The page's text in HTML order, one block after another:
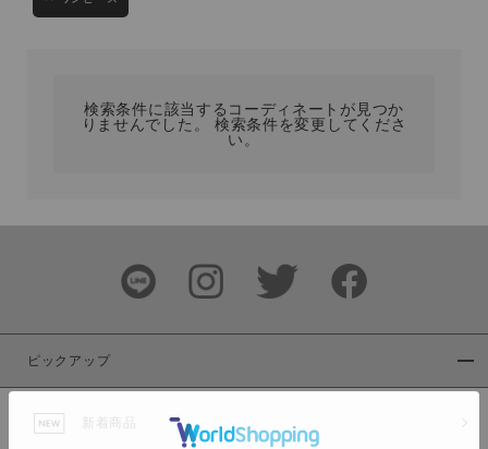
ブランド
カラー
検索条件に該当するコーディネートが見つか
りませんでした。 検索条件を変更してくださ
い。
ピックアップ
新着商品